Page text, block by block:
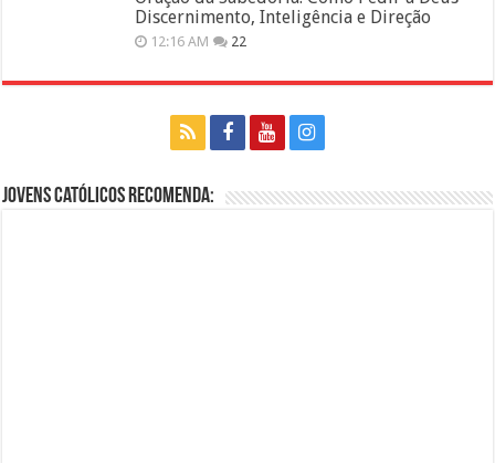
Discernimento, Inteligência e Direção
12:16 AM 22
Jovens Católicos Recomenda: